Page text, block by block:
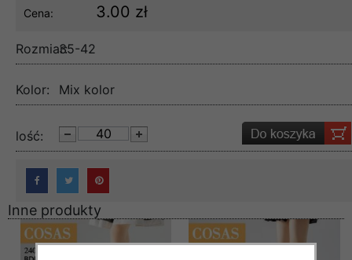
Cena: 3.00 zł
Rozmiar:35-42
Kolor: Mix kolor
lość:
Inne produkty